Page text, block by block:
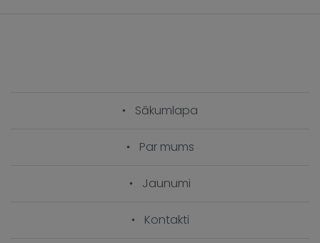
Sākumlapa
Par mums
Jaunumi
Kontakti